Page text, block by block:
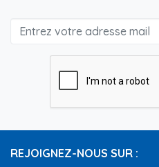
REJOIGNEZ-NOUS SUR :